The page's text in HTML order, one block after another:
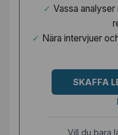
Vassa
Nära intervjuer
SKAFFA
Vill du bara